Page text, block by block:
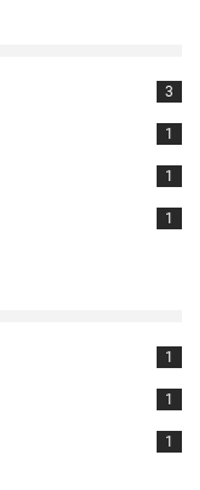
3
1
1
1
1
1
1